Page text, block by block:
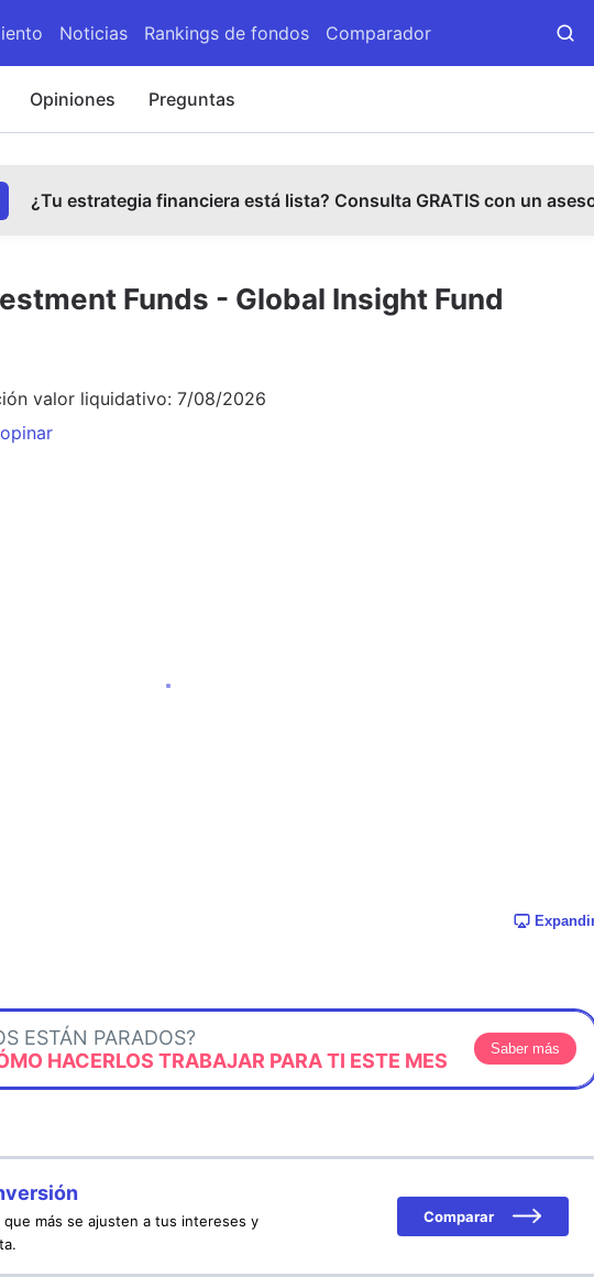
Noticias Rankings de fondos Comparador
Opiniones Preguntas
¿Tu estrategia financiera está lista? Consulta GRATIS con un
Funds - Global Insight Fund
valor liquidativo: 7/08/2026
ESTÁN PARADOS?
HACERLOS TRABAJAR PARA TI ESTE MES
Saber más
más se ajusten a tus intereses y
Comparar